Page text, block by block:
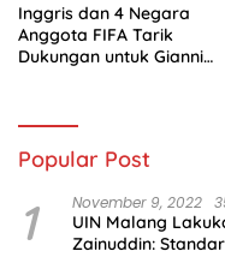
Inggris dan 4 Negara
Anggota FIFA Tarik
Dukungan untuk Gianni
Popular Post
1 November 9, 2022
UIN Malang
Zainuddin: